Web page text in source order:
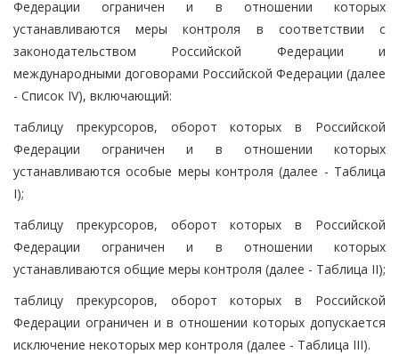
Федерации ограничен и в отношении которых
устанавливаются меры контроля в соответствии с
законодательством Российской Федерации и
международными договорами Российской Федерации (далее
- Список IV), включающий:
таблицу прекурсоров, оборот которых в Российской
Федерации ограничен и в отношении которых
устанавливаются особые меры контроля (далее - Таблица
I);
таблицу прекурсоров, оборот которых в Российской
Федерации ограничен и в отношении которых
устанавливаются общие меры контроля (далее - Таблица II);
таблицу прекурсоров, оборот которых в Российской
Федерации ограничен и в отношении которых допускается
исключение некоторых мер контроля (далее - Таблица III).